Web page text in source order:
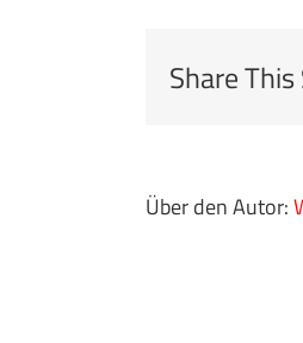
Share
Über den Autor: